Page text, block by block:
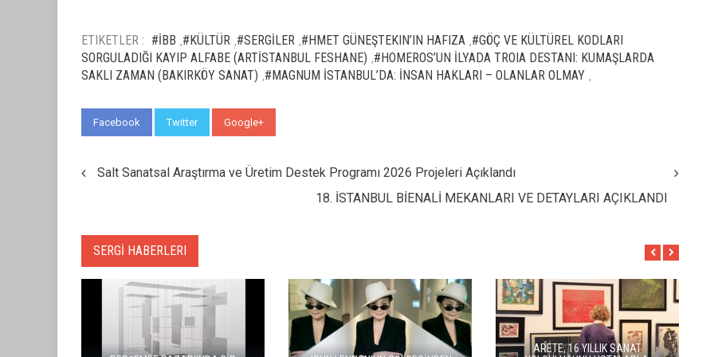
ETIKETLER : #İBB #KÜLTÜR #SERGİLER #HMET GÜNEŞTEKIN’IN HAFIZA #GÖÇ VE KÜLTÜREL KODLARI
SORGULADIĞI KAYIP ALFABE (ARTİSTANBUL FESHANE) #HOMEROS’UN İLYADA TROIA DESTANI: KUMAŞLARDA
SAKLI ZAMAN (BAKIRKÖY SANAT) #MAGNUM İSTANBUL’DA: İNSAN HAKLARI – OLANLAR OLMAY
Facebook Twitter Google+
Salt Sanatsal Araştırma ve Üretim Destek Programı 2026 Projeleri Açıklandı
18. İSTANBUL BİENALİ MEKANLARI VE DETAYLARI AÇIKLANDI
SERGİ HABERLERI
16 YILLIK SANAT
BALKANLAR'DAN ALÇITEPE'YE
SEÇKİN PİRİM İLE